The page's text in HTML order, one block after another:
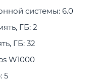
системы: 6.0
ГБ: 2
ГБ: 32
W1000
5